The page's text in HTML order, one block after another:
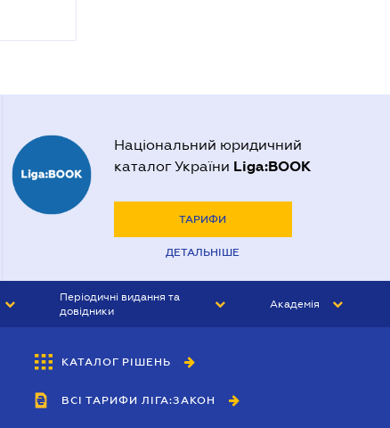
Національний юридичний
каталог України Liga:BOOK
ТАРИФИ
ДЕТАЛЬНІШЕ
Періодичні видання та
довідники
БУХГАЛТЕР&ЗАКОН
ВІСНИК МСФЗ
Академія
КАТАЛОГ РІШЕНЬ
ВСІ ТАРИФИ ЛІГА:ЗАКОН